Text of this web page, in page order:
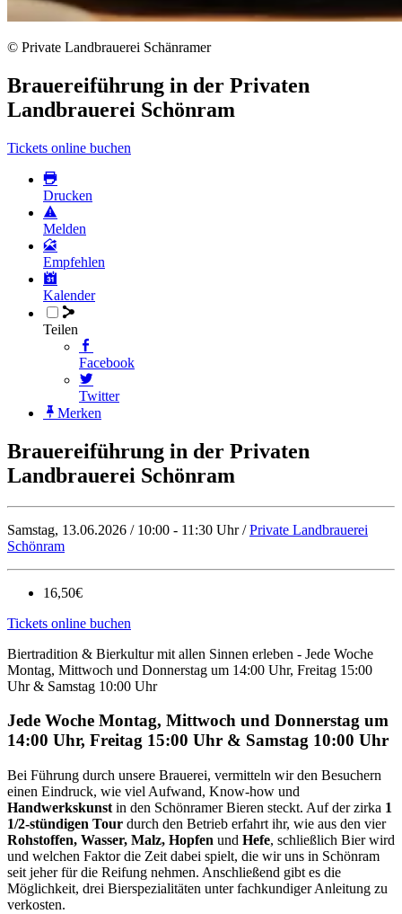
© Private Landbrauerei Schänramer
Brauereiführung in der Privaten
Landbrauerei Schönram
Tickets online buchen
Drucken
Melden
Empfehlen
Kalender
Teilen
Facebook
Twitter
Merken
Brauereiführung in der Privaten
Landbrauerei Schönram
Samstag, 13.06.2026 / 10:00 - 11:30 Uhr /Private Landbrauerei
Schönram
16,50€
Tickets online buchen
Biertradition & Bierkultur mit allen Sinnen erleben - Jede Woche
Montag, Mittwoch und Donnerstag um 14:00 Uhr, Freitag 15:00
Uhr & Samstag 10:00 Uhr
Jede Woche Montag, Mittwoch und Donnerstag um
14:00 Uhr, Freitag 15:00 Uhr & Samstag 10:00 Uhr
Bei Führung durch unsere Brauerei, vermitteln wir den Besuchern
einen Eindruck, wie viel Aufwand, Know-how und
Handwerkskunst in den Schönramer Bieren steckt. Auf der zirka 1
1/2-stündigen Tour durch den Betrieb erfahrt ihr, wie aus den vier
Rohstoffen, Wasser, Malz, Hopfen und Hefe, schließlich Bier wird
und welchen Faktor die Zeit dabei spielt, die wir uns in Schönram
seit jeher für die Reifung nehmen. Anschließend gibt es die
Möglichkeit, drei Bierspezialitäten unter fachkundiger Anleitung zu
verkosten.